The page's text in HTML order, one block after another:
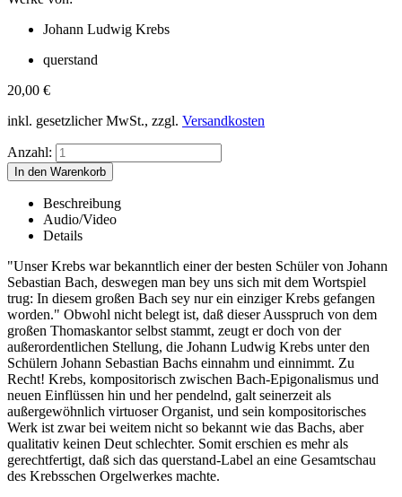
Johann Ludwig Krebs
querstand
20,00 €
inkl. gesetzlicher MwSt., zzgl. Versandkosten
Anzahl:
Beschreibung
Audio/Video
Details
"Unser Krebs war bekanntlich einer der besten Schüler von Johann
Sebastian Bach, deswegen man bey uns sich mit dem Wortspiel
trug: In diesem großen Bach sey nur ein einziger Krebs gefangen
worden." Obwohl nicht belegt ist, daß dieser Ausspruch von dem
großen Thomaskantor selbst stammt, zeugt er doch von der
außerordentlichen Stellung, die Johann Ludwig Krebs unter den
Schülern Johann Sebastian Bachs einnahm und einnimmt. Zu
Recht! Krebs, kompositorisch zwischen Bach-Epigonalismus und
neuen Einflüssen hin und her pendelnd, galt seinerzeit als
außergewöhnlich virtuoser Organist, und sein kompositorisches
Werk ist zwar bei weitem nicht so bekannt wie das Bachs, aber
qualitativ keinen Deut schlechter. Somit erschien es mehr als
gerechtfertigt, daß sich das querstand-Label an eine Gesamtschau
des Krebsschen Orgelwerkes machte.